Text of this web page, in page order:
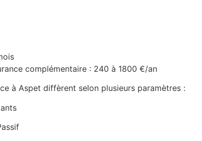
complémentaire : 240 à 1800 €/an
à Aspet diffèrent selon plusieurs paramètres :